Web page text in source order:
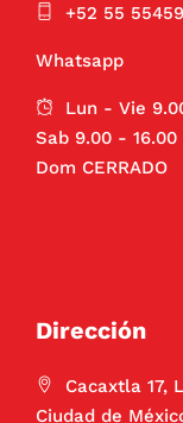
+52 55
Whatsapp
Lun - Vie
Sab 9.00 - 16.00
Dom CERRADO
Dirección
Cacaxtla 17,
Ciudad de